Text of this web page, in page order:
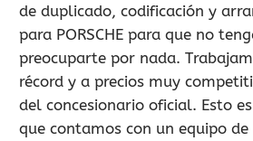
de duplicado, codificación y
para PORSCHE para que no
preocuparte por nada.
récord y a precios muy
del concesionario oficial. Esto
que contamos con un equipo